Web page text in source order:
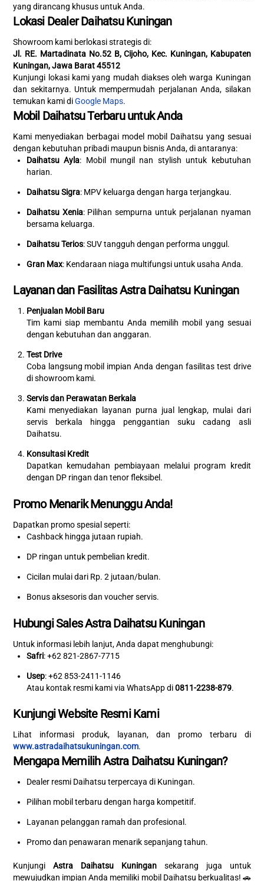
yang dirancang khusus untuk Anda.
Lokasi Dealer Daihatsu Kuningan
Showroom kami berlokasi strategis di:
Jl. RE. Martadinata No.52 B, Cijoho, Kec. Kuningan, Kabupaten
Kuningan, Jawa Barat 45512
Kunjungi lokasi kami yang mudah diakses oleh warga Kuningan
dan sekitarnya. Untuk mempermudah perjalanan Anda, silakan
temukan kami diGoogle Maps.
Mobil Daihatsu Terbaru untuk Anda
Kami menyediakan berbagai model mobil Daihatsu yang sesuai
dengan kebutuhan pribadi maupun bisnis Anda, di antaranya:
Daihatsu Ayla: Mobil mungil nan stylish untuk kebutuhan
harian.
Daihatsu Sigra: MPV keluarga dengan harga terjangkau.
Daihatsu Xenia: Pilihan sempurna untuk perjalanan nyaman
bersama keluarga.
Daihatsu Terios: SUV tangguh dengan performa unggul.
Gran Max: Kendaraan niaga multifungsi untuk usaha Anda.
Layanan dan Fasilitas Astra Daihatsu Kuningan
Penjualan Mobil Baru
Tim kami siap membantu Anda memilih mobil yang sesuai
dengan kebutuhan dan anggaran.
Test Drive
Coba langsung mobil impian Anda dengan fasilitas test drive
di showroom kami.
Servis dan Perawatan Berkala
Kami menyediakan layanan purna jual lengkap, mulai dari
servis berkala hingga penggantian suku cadang asli
Daihatsu.
Konsultasi Kredit
Dapatkan kemudahan pembiayaan melalui program kredit
dengan DP ringan dan tenor fleksibel.
Promo Menarik Menunggu Anda!
Dapatkan promo spesial seperti:
Cashback hingga jutaan rupiah.
DP ringan untuk pembelian kredit.
Cicilan mulai dari Rp. 2 jutaan/bulan.
Bonus aksesoris dan voucher servis.
Hubungi Sales Astra Daihatsu Kuningan
Untuk informasi lebih lanjut, Anda dapat menghubungi:
Safri: +62 821-2867-7715
Usep: +62 853-2411-1146
Atau kontak resmi kami via WhatsApp di0811-2238-879.
Kunjungi Website Resmi Kami
Lihat informasi produk, layanan, dan promo terbaru di
www.astradaihatsukuningan.com.
Mengapa Memilih Astra Daihatsu Kuningan?
Dealer resmi Daihatsu terpercaya di Kuningan.
Pilihan mobil terbaru dengan harga kompetitif.
Layanan pelanggan ramah dan profesional.
Promo dan penawaran menarik sepanjang tahun.
KunjungiAstra Daihatsu Kuningan sekarang juga untuk
mewujudkan impian Anda memiliki mobil Daihatsu berkualitas! 🚗